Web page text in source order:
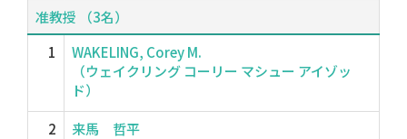
准教授 （3名）
1
WAKELING, Corey M.
（ウェイクリング コーリー マシュー アイゾッ
ド）
2
来馬 哲平